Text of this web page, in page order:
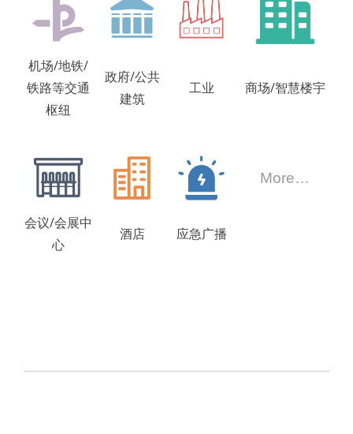
机场/地铁/
铁路等交通
枢纽
政府/公共
建筑
工业 商场/智慧楼宇
More…
会议/会展中
心
酒店 应急广播